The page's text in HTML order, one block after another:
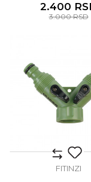
2.400
3.000RSD
FITINZI